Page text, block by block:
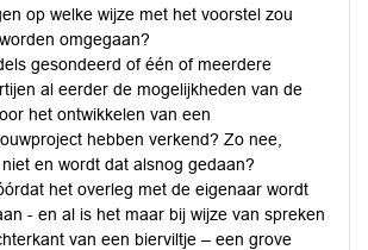
op welke wijze met het voorstel zou
omgegaan?
gesondeerd of één of meerdere
al eerder de mogelijkheden van de
het ontwikkelen van een
hebben verkend? Zo nee,
en wordt dat alsnog gedaan?
het overleg met de eigenaar wordt
- en al is het maar bij wijze van spreken
van een bierviltje – een grove